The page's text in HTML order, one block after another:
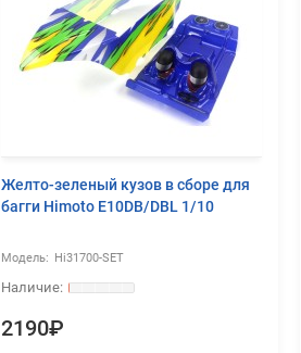
Желто-зеленый кузов в сборе для
багги Himoto E10DB/DBL 1/10
Hi31700-SET
2190₽